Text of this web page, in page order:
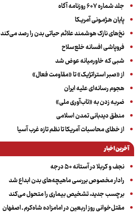
جلد شماره ۶۰۷ روزنامه آگاه
پایان هـژمـونی آمریـکا
نخ‌های نازک هوشمند علائم حیاتی بدن را رصد می‌کند
فروپاشی افسانه خلع‌سلاح
شبی که خاورمیانه عوض شد
از «صبر استراتژیک» تا «مقاومت فعال»
هجوم رسانه‌ای علیه ایران
ضربه زدن به «تاب‌آوری ملی»
منطق دیدبانی تمدن اسلامی
از خطای محاسبات آمریکا تا نظم تازه غرب آسیا
آخرین اخبار
نجف و کربلا در آستانه ۵۰ درجه
رادار مخصوص بررسی ماهیچه‌های بدن ابداع شد
برچسب جدید، تشخیص بیماری را متحول می‌کند
مقتل‌خوانی روز اربعین در امامزاده شاه‌کرم ـ اصفهان